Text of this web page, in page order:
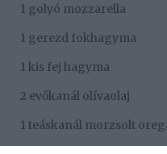
1 golyó mozzarella
1 gerezd fokhagyma
1 kis fej hagyma
2 evőkanál olívaolaj
1 teáskanál morzsolt